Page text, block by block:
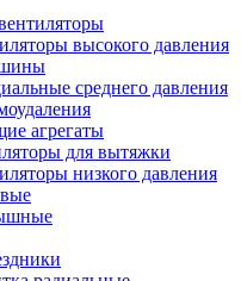
высокого давления
среднего давления
агрегаты
для вытяжки
низкого давления